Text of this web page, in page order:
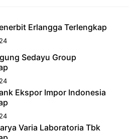
Erlangga Terlengkap
Sedayu Group
Ekspor Impor Indonesia
Varia Laboratoria Tbk